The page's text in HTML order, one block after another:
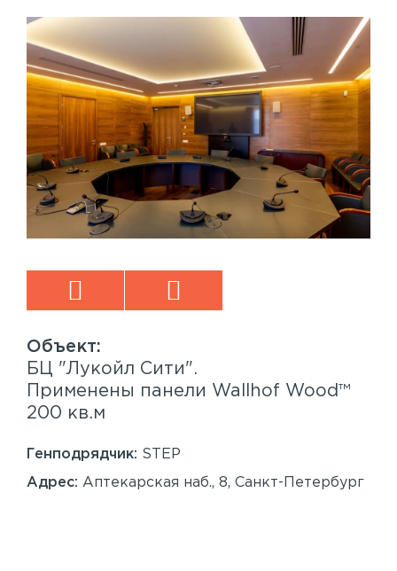
БЦ "Лукойл Сити".
Применены панели Wallhof Wood™
200 кв.м
Генподрядчик: STEP
Адрес: Аптекарская наб., 8, Санкт-Петербург